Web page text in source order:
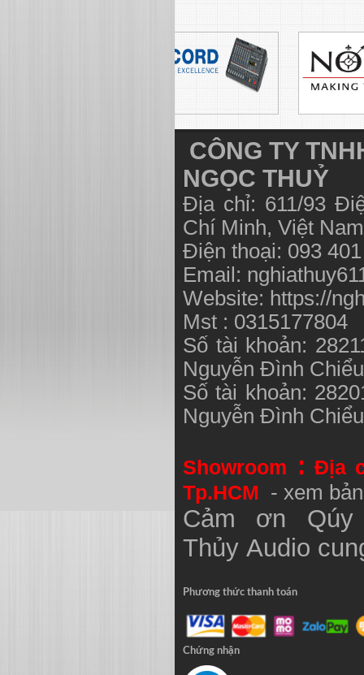
CÔNG TY
NGỌC THUỶ
Địa chỉ: 611/93
Chí Minh, Việt
Điện thoại: 093
Email:
Website: https://
Mst : 0315177804
Số tài khoản:
Nguyễn Đình
Số tài khoản:
Nguyễn Đình
Showroom : Địa
Tp.HCM - xem
Cảm ơn
Thủy Audio
Phương thức thanh toán
Chứng nhận